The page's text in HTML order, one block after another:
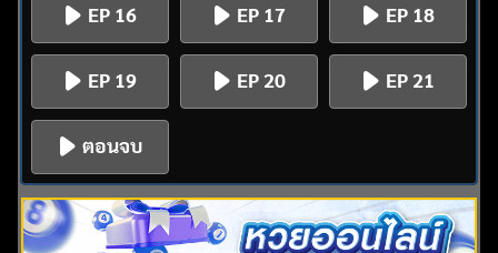
EP 16 EP 17 EP 18
EP 19 EP 20 EP 21
ตอนจบ